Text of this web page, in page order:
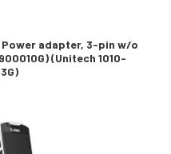
Power adapter, 3-pin w/o
(Unitech 1010-